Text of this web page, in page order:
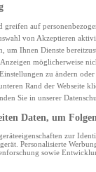
greifen auf
von Akzeptieren
um Ihnen Dienste
möglicherweise
zu ändern
Rand der Webseite
Sie in unserer
Daten, um
zur
Personalisierte
sowie